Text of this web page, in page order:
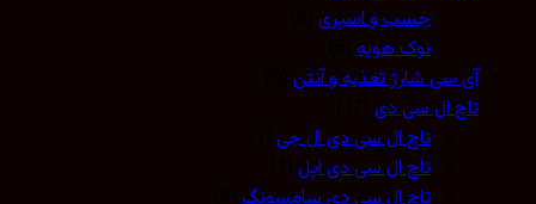
چسب و اسپری(3)
نوک هویه(5)
آی سی شارژ تغذیه و آنتن(0)
تاچ ال سی دی(12)
تاچ ال سی دی ال جی(1)
تاچ ال سی دی اپل(1)